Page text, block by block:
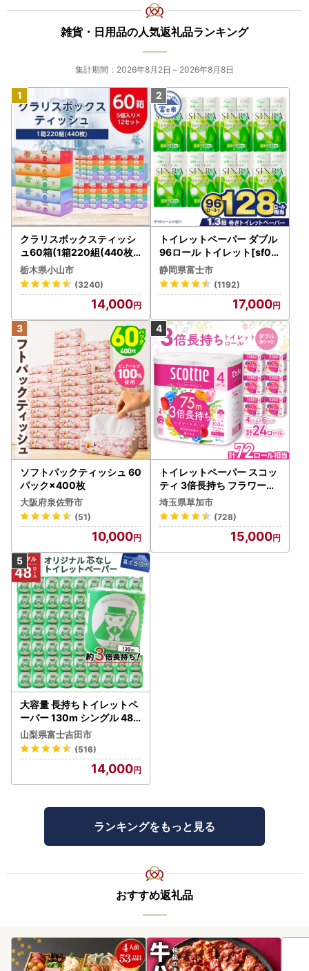
雑貨・日用品の人気返礼品ランキング
集計期間：2026年8月2日～2026年8月8日
クラリスボックスティッシ
ュ60箱(1箱220組(440枚))
(5個入り×12セット)【配送
不可地域：離島・沖縄県】
【1256759】
栃木県小山市
(3240)
14,000
トイレットペーパー ダブル
96ロール トイレット[sf00
1-012]
静岡県富士市
(1192)
17,000
ソフトパックティッシュ 60
パック×400枚
大阪府泉佐野市
(51)
10,000
トイレットペーパー スコッ
ティ 3倍長持ち フラワーパ
ック 4ロール×6P
埼玉県草加市
(728)
15,000
大容量 長持ちトイレットペ
ーパー 130m シングル 48R
芯なし 3倍巻 トイレット
山梨県富士吉田市
(516)
14,000
ランキングをもっと見る
おすすめ返礼品